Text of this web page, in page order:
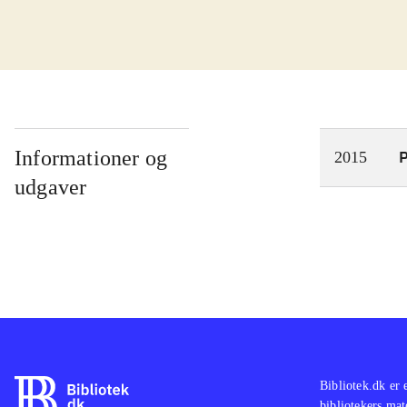
Informationer og
udgaver
2015
Bibliotek.dk er